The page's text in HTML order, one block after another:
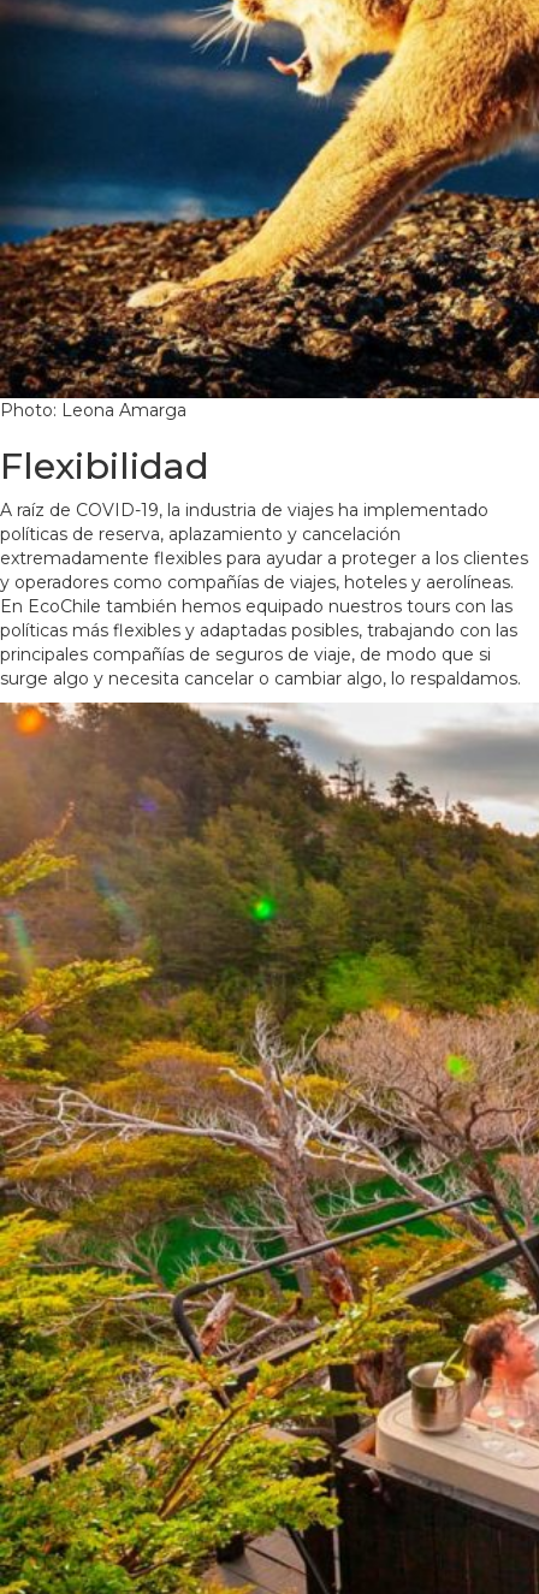
Photo: Leona Amarga
Flexibilidad
A raíz de COVID-19, la industria de viajes ha implementado
políticas de reserva, aplazamiento y cancelación
extremadamente flexibles para ayudar a proteger a los clientes
y operadores como compañías de viajes, hoteles y aerolíneas.
En EcoChile también hemos equipado nuestros tours con las
políticas más flexibles y adaptadas posibles, trabajando con las
principales compañías de seguros de viaje, de modo que si
surge algo y necesita cancelar o cambiar algo, lo respaldamos.